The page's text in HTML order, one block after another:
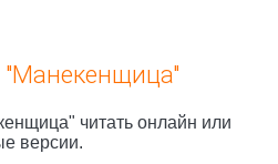
"Манекенщица"
читать онлайн или
версии.